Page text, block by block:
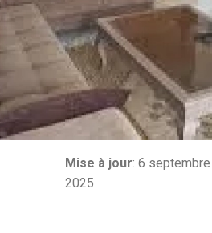
Mise à jour:6 septembre
2025